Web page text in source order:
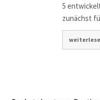
5
zunächst